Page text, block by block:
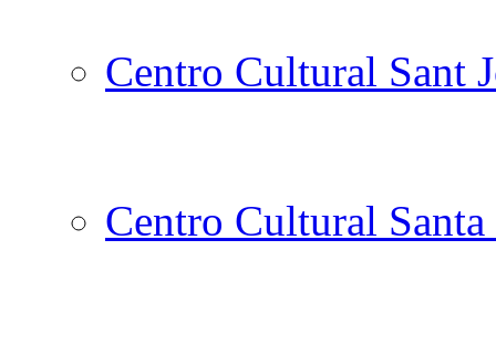
Centro Cultural Sant
Centro Cultural